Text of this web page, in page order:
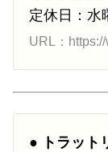
定休日：水
URL：
● トラット